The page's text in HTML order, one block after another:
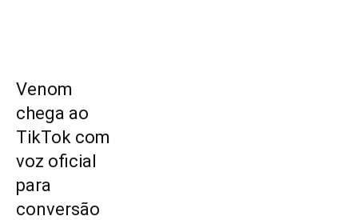
Venom
chega ao
TikTok com
voz oficial
para
conversão